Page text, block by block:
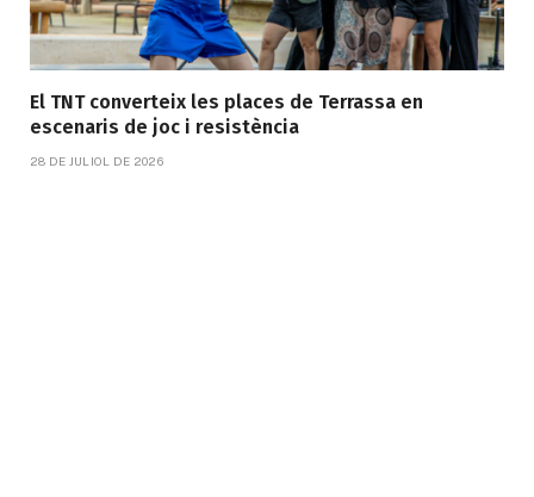
El TNT converteix les places de Terrassa en
escenaris de joc i resistència
28 DE JULIOL DE 2026